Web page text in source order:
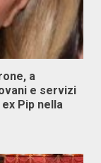
a
e servizi
Pip nella